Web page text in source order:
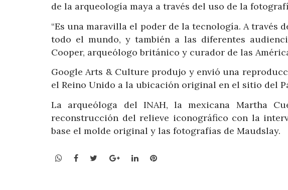
de la arqueología maya a través del uso de la
“Es una maravilla el poder de la tecnología. A través
todo el mundo, y también a las diferentes
Cooper, arqueólogo británico y curador de las
Google Arts & Culture produjo y envió una
el Reino Unido a la ubicación original en el sitio del
La arqueóloga del INAH, la mexicana Martha
reconstrucción del relieve iconográfico con la
base el molde original y las fotografías de Maudslay.
WhatsApp
Facebook
TwitterGoogle+LinkedInPinterest